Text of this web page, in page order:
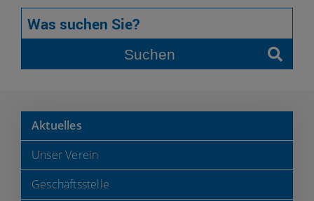
Suchen
Aktuelles
Unser Verein
Geschäftsstelle